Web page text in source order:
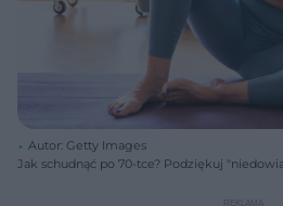
Autor: Getty Images
Jak schudnąć po 70-tce? Podziękuj